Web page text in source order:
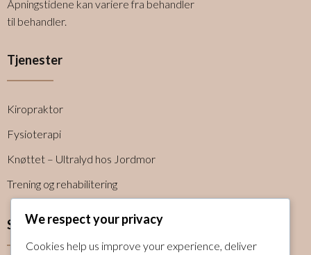
Åpningstidene kan variere fra behandler
til behandler.
Tjenester
Kiropraktor
Fysioterapi
Knøttet – Ultralyd hos Jordmor
Trening og rehabilitering
Snarveier
We respect your privacy
Cookies help us improve your experience, deliver